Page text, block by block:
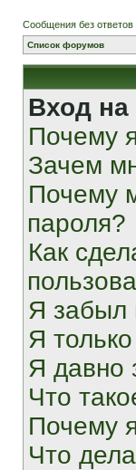
Сообщения без ответов
Список форумов
Вход на
Почему
Зачем
Почему
пароля?
Как
Я забыл
Я
Я давно
Что
Почему
Что